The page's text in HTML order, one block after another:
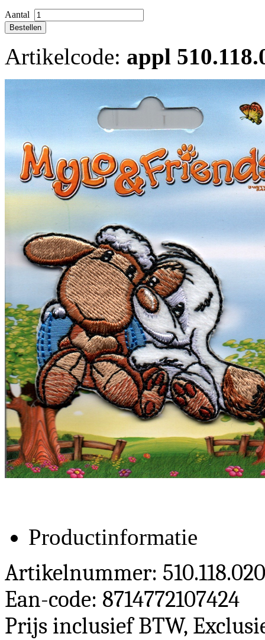
Aantal
Artikelcode: appl
Productinformatie
Artikelnummer: 510.118.020
Ean-code: 8714772107424
Prijs inclusief BTW,